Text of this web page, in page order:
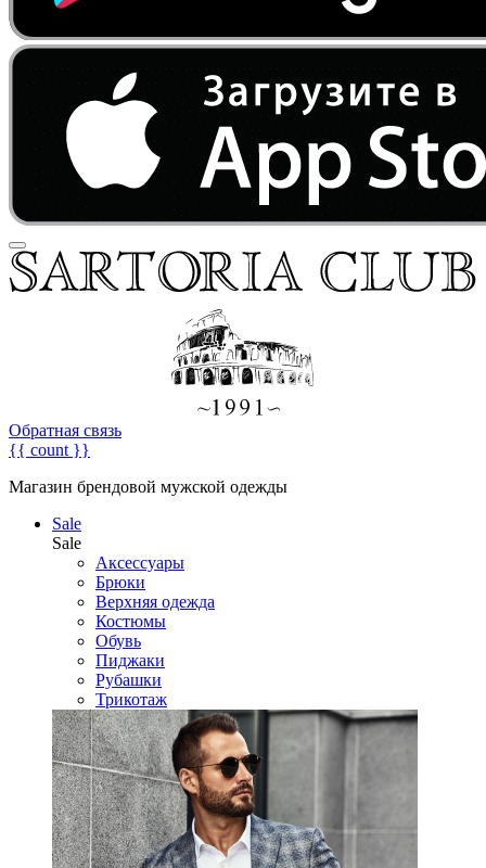
Обратная связь
{{ count }}
Магазин брендовой мужской одежды
Sale
Sale
Аксессуары
Брюки
Верхняя одежда
Костюмы
Обувь
Пиджаки
Рубашки
Трикотаж